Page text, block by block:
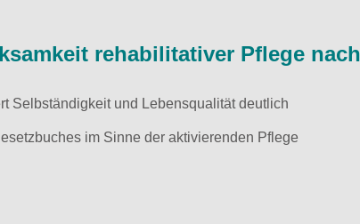
rehabilitativer Pflege nach
Selbständigkeit und Lebensqualität deutlich
im Sinne der aktivierenden Pflege